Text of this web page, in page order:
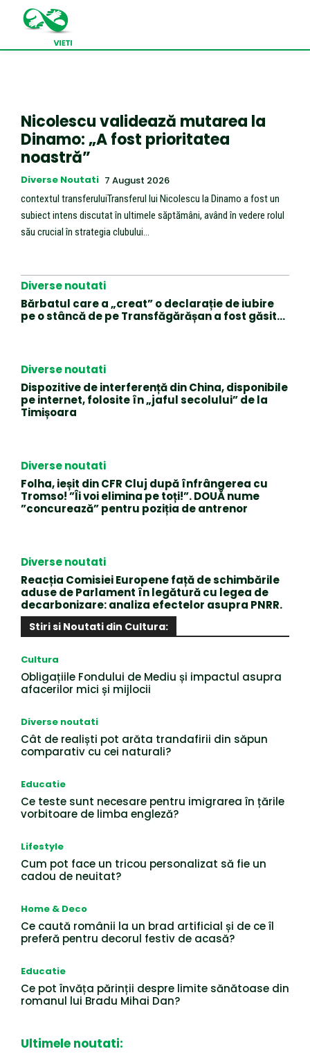
Nicolescu validează mutarea la
Dinamo: „A fost prioritatea
noastră”
Diverse Noutati 7 August 2026
contextul transferuluiTransferul lui Nicolescu la Dinamo a fost un
subiect intens discutat în ultimele săptămâni, având în vedere rolul
său crucial în strategia clubului...
Diverse noutati
Bărbatul care a „creat” o declarație de iubire
pe o stâncă de pe Transfăgărășan a fost găsit…
Diverse noutati
Dispozitive de interferență din China, disponibile
pe internet, folosite în „jaful secolului” de la
Timișoara
Diverse noutati
Folha, ieșit din CFR Cluj după înfrângerea cu
Tromso! ”Îi voi elimina pe toți!”. DOUĂ nume
”concurează” pentru poziția de antrenor
Diverse noutati
Reacția Comisiei Europene față de schimbările
aduse de Parlament în legătură cu legea de
decarbonizare: analiza efectelor asupra PNRR.
Stiri si Noutati din Cultura:
Cultura
Obligațiile Fondului de Mediu și impactul asupra
afacerilor mici și mijlocii
Diverse noutati
Cât de realiști pot arăta trandafirii din săpun
comparativ cu cei naturali?
Educatie
Ce teste sunt necesare pentru imigrarea în țările
vorbitoare de limba engleză?
Lifestyle
Cum pot face un tricou personalizat să fie un
cadou de neuitat?
Home & Deco
Ce caută românii la un brad artificial și de ce îl
preferă pentru decorul festiv de acasă?
Educatie
Ce pot învăța părinții despre limite sănătoase din
romanul lui Bradu Mihai Dan?
Ultimele noutati: